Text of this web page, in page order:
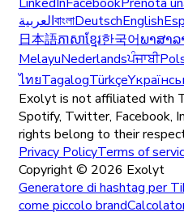
العربيةবাংলাDeutschEnglish
日本語ភាសាខ្មែរ한국어ພາສາລ
MelayuNederlandsਪੰਜਾਬੀ
ไทยTagalogTürkçe
Exolyt is not affiliated with
Spotify, Twitter, Facebook,
rights belong to their
Privacy PolicyTerms of
Copyright © 2026 Exolyt
Generatore di hashtag per
come piccolo brand